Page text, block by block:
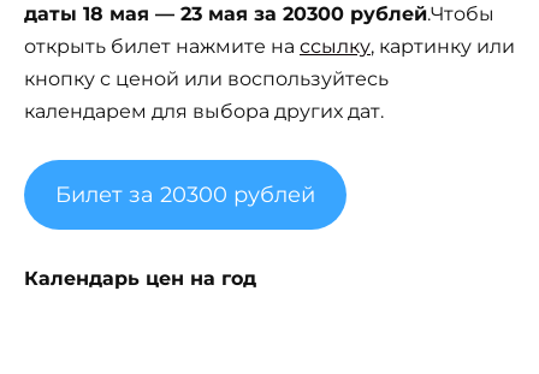
даты 18 мая — 23 мая за 20300 рублей.Чтобы
открыть билет нажмите на ссылку, картинку или
кнопку с ценой или воспользуйтесь
календарем для выбора других дат.
Билет за 20300 рублей
Календарь цен на год